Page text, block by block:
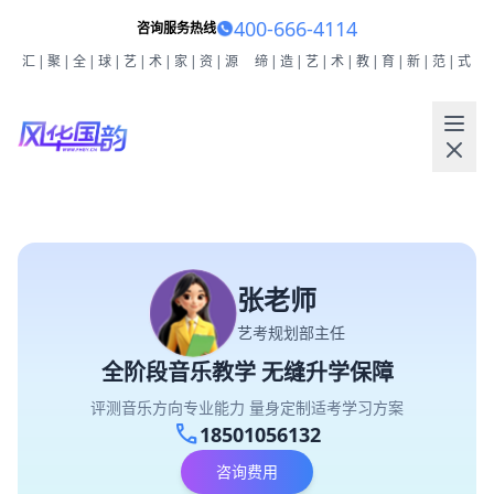
咨询服务热线 400-666-4114
汇|聚|全|球|艺|术|家|资|源 缔|造|艺|术|教|育|新|范|式
张老师
艺考规划部主任
全阶段音乐教学 无缝升学保障
评测音乐方向专业能力 量身定制适考学习方案
call18501056132
咨询费用